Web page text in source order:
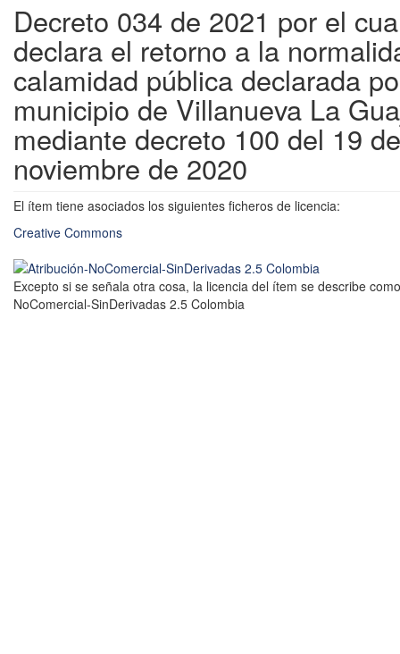
Decreto 034 de 2021 por el
declara el retorno a la
calamidad pública declarada
municipio de Villanueva La
mediante decreto 100 del 19 de
noviembre de 2020
El ítem tiene asociados los siguientes ficheros de licencia:
Creative Commons
Excepto si se señala otra cosa, la licencia del ítem se describe
NoComercial-SinDerivadas 2.5 Colombia